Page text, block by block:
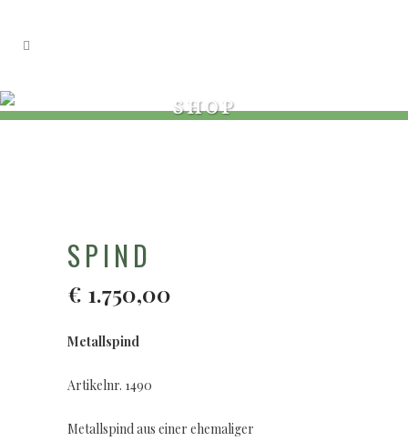
SHOP
SPIND
€ 1.750,00
Metallspind
Artikelnr. 1490
Metallspind aus einer ehemaliger